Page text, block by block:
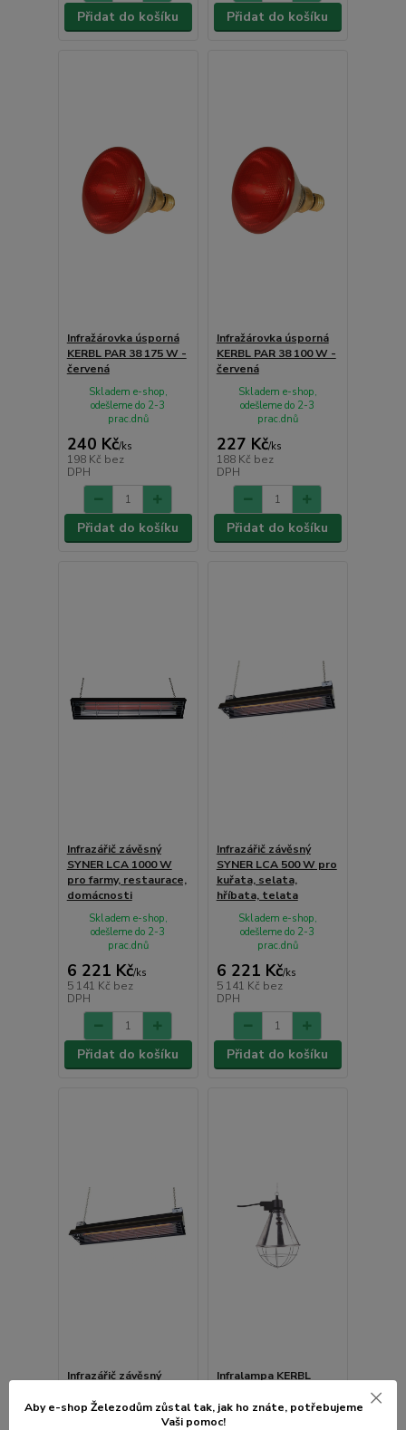
Přidat do košíku Přidat do košíku
Infražárovka úsporná
KERBL PAR 38 175 W -
červená
240 Kč/ks
198 Kč bez
DPH
Skladem e-shop,
odešleme do 2-3
prac.dnů
Přidat do košíku
Infražárovka úsporná
KERBL PAR 38 100 W -
červená
227 Kč/ks
188 Kč bez
DPH
Skladem e-shop,
odešleme do 2-3
prac.dnů
Přidat do košíku
Infrazářič závěsný
SYNER LCA 1000 W
pro farmy, restaurace,
domácnosti
6 221 Kč/ks
5 141 Kč bez
DPH
Skladem e-shop,
odešleme do 2-3
prac.dnů
Přidat do košíku
Infrazářič závěsný
SYNER LCA 500 W pro
kuřata, selata,
hříbata, telata
6 221 Kč/ks
5 141 Kč bez
DPH
Skladem e-shop,
odešleme do 2-3
prac.dnů
Přidat do košíku
Infrazářič závěsný
kuřata, selata,
Infralampa KERBL
hliníkovým stínítkem
21cm a kabelem 2,5 m
Aby e-shop Železodům zůstal tak, jak ho znáte, potřebujeme
Vaši pomoc!